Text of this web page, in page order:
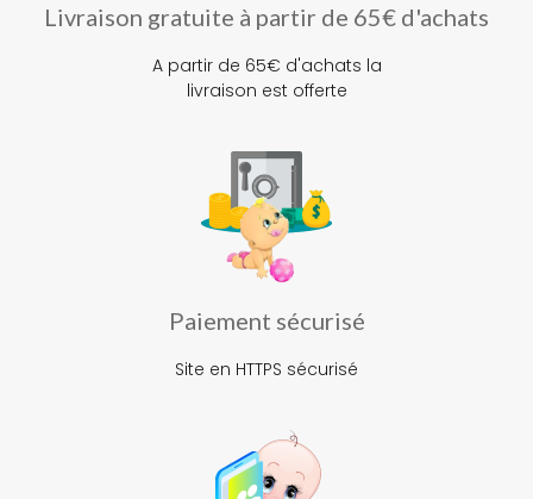
Livraison gratuite à partir de 65€ d'achats
A partir de 65€ d'achats la
livraison est offerte
Paiement sécurisé
Site en HTTPS sécurisé